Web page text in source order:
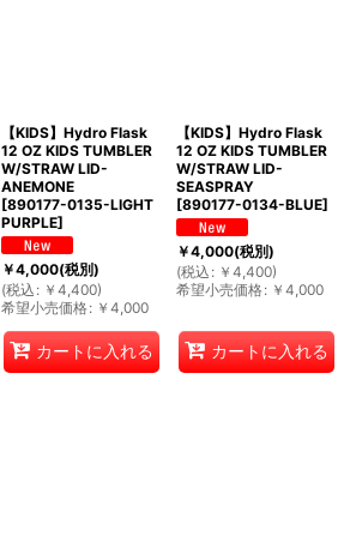
【KIDS】Hydro Flask
12 OZ KIDS TUMBLER
W/STRAW LID-
ANEMONE
[890177-0135-LIGHT
PURPLE]
￥4,000(税別)
(税込 : ￥ 4,400)
希望小売価格: ￥ 4,000
カートに入れる
【KIDS】Hydro Flask
12 OZ KIDS TUMBLER
W/STRAW LID-
SEASPRAY
[890177-0134-BLUE]
￥4,000(税別)
(税込 : ￥ 4,400)
希望小売価格: ￥ 4,000
カートに入れる